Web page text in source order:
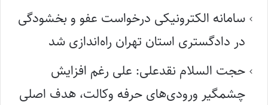
سامانه الکترونیکی درخواست عفو و بخشودگی
در دادگستری استان تهران راه‌اندازی شد
حجت السلام نقدعلی: علی رغم افزایش
چشمگیر ورودی‌های حرفه وکالت، هدف اصلی